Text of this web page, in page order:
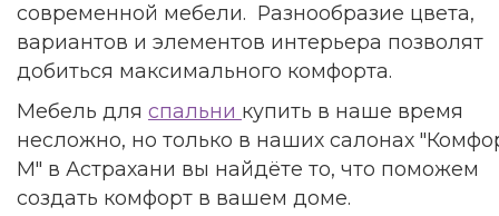
современной мебели. Разнообразие цвета,
вариантов и элементов интерьера позволят
добиться максимального комфорта.
Мебель для спальни купить в наше время
несложно, но только в наших салонах
М" в Астрахани вы найдёте то, что поможем
создать комфорт в вашем доме.